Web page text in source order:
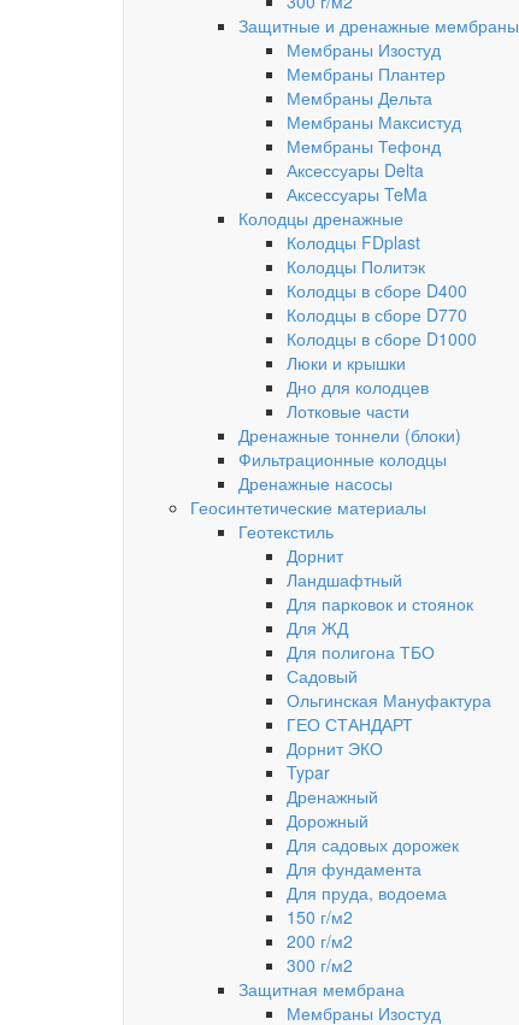
Защитные и дренажные мембраны
Мембраны Изостуд
Мембраны Плантер
Мембраны Дельта
Мембраны Максистуд
Мембраны Тефонд
Аксессуары Delta
Аксессуары TeMa
Колодцы дренажные
Колодцы FDplast
Колодцы Политэк
Колодцы в сборе D400
Колодцы в сборе D770
Колодцы в сборе D1000
Люки и крышки
Дно для колодцев
Лотковые части
Дренажные тоннели (блоки)
Фильтрационные колодцы
Дренажные насосы
Геосинтетические материалы
Геотекстиль
Дорнит
Ландшафтный
Для парковок и стоянок
Для ЖД
Для полигона ТБО
Садовый
Ольгинская Мануфактура
ГЕО СТАНДАРТ
Дорнит ЭКО
Typar
Дренажный
Дорожный
Для садовых дорожек
Для фундамента
Для пруда, водоема
150 г/м2
200 г/м2
300 г/м2
Защитная мембрана
Мембраны Изостуд